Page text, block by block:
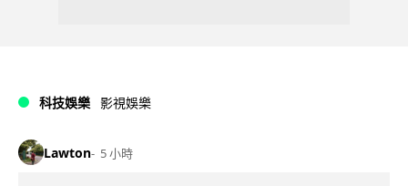
科技娛樂 影視娛樂
Lawton 5 小時